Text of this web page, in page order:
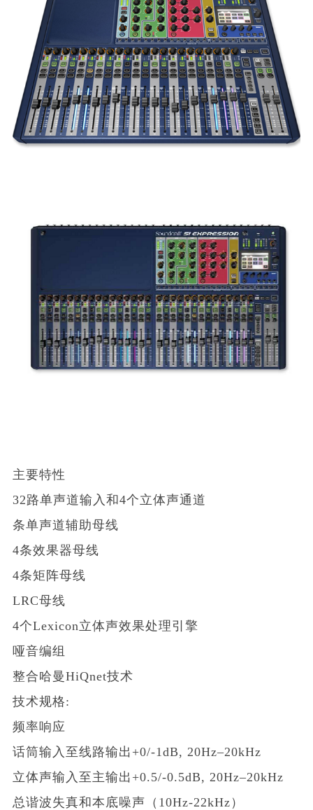
主要特性
32路单声道输入和4个立体声通道
条单声道辅助母线
4条效果器母线
4条矩阵母线
LRC母线
4个Lexicon立体声效果处理引擎
哑音编组
整合哈曼HiQnet技术
技术规格:
频率响应
话筒输入至线路输出+0/-1dB, 20Hz–20kHz
立体声输入至主输出+0.5/-0.5dB, 20Hz–20kHz
总谐波失真和本底噪声（10Hz-22kHz）